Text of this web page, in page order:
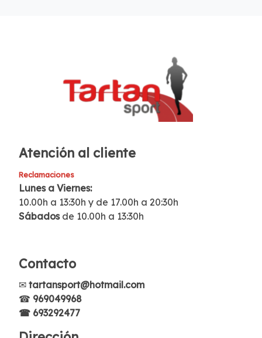
Atención al cliente
Reclamaciones
Lunes a Viernes:
10.00h a 13:30h y de 17.00h a 20:30h
Sábados de 10.00h a 13:30h
Contacto
✉ tartansport@hotmail.com
☎ 969049968
☎ 693292477